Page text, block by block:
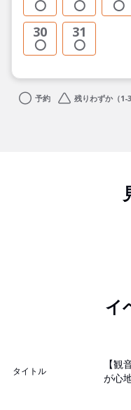
30 31
予約 残りわずか（1-3
イ
タイトル
【観
が心